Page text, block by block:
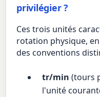
privilégier ?
Ces trois unités
rotation physique,
des conventions
tr/min (tours
l'unité